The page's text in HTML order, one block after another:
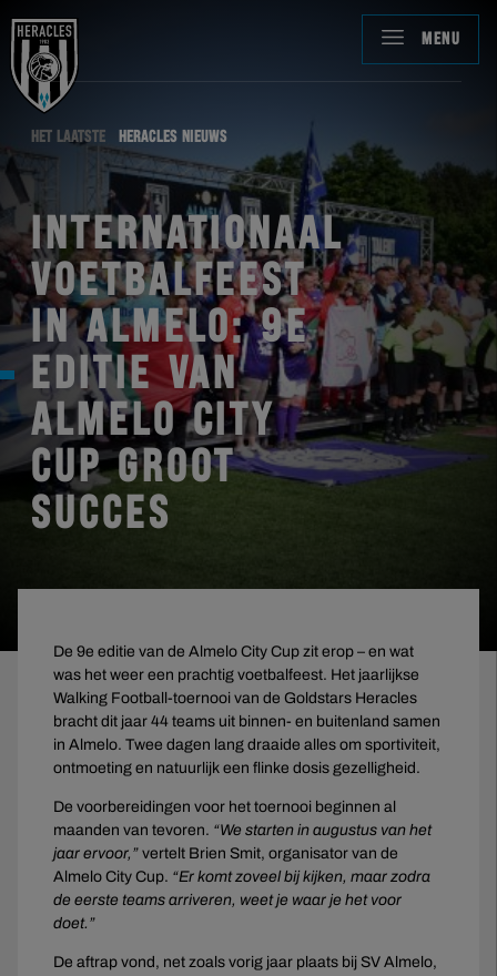
MENU
HET LAATSTE HERACLES NIEUWS
INTERNATIONAAL
VOETBALFEEST
IN ALMELO: 9E
EDITIE VAN
ALMELO CITY
CUP GROOT
SUCCES
De 9e editie van de Almelo City Cup zit erop – en wat
was het weer een prachtig voetbalfeest. Het jaarlijkse
Walking Football-toernooi van de Goldstars Heracles
bracht dit jaar 44 teams uit binnen- en buitenland samen
in Almelo. Twee dagen lang draaide alles om sportiviteit,
ontmoeting en natuurlijk een flinke dosis gezelligheid.
De voorbereidingen voor het toernooi beginnen al
maanden van tevoren. “We starten in augustus van het
jaar ervoor,” vertelt Brien Smit, organisator van de
Almelo City Cup. “Er komt zoveel bij kijken, maar zodra
de eerste teams arriveren, weet je waar je het voor
doet.”
De aftrap vond, net zoals vorig jaar plaats bij SV Almelo,